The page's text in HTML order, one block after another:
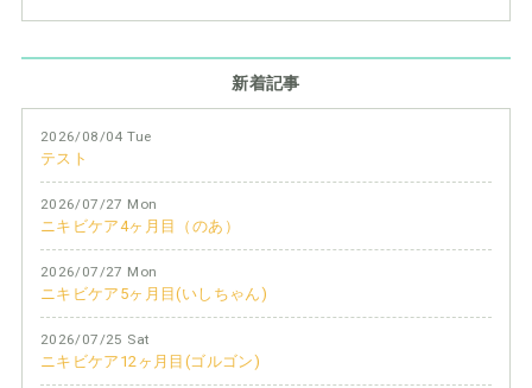
新着記事
2026/08/04 Tue
テスト
2026/07/27 Mon
ニキビケア4ヶ月目（のあ）
2026/07/27 Mon
ニキビケア5ヶ月目(いしちゃん)
2026/07/25 Sat
ニキビケア12ヶ月目(ゴルゴン)